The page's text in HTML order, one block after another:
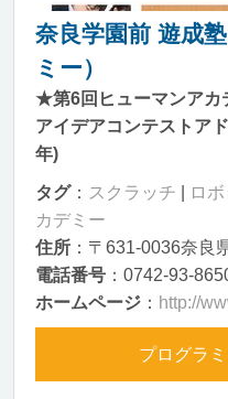
奈良学園前 遊成
ミー）
★第6回ヒューマンアカ
アイデアコンテストア
年)
タグ： スクラッチ ロボ
カデミー
住所 ：〒631-0036奈良
電話番号 ：0742-93-
ホームページ ： http://
プログラ